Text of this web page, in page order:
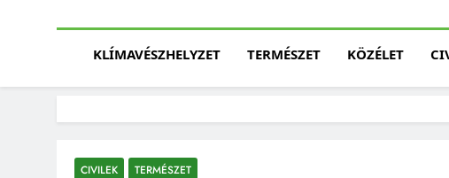
KLÍMAVÉSZHELYZET TERMÉSZET KÖZÉLET
CIVILEK TERMÉSZET